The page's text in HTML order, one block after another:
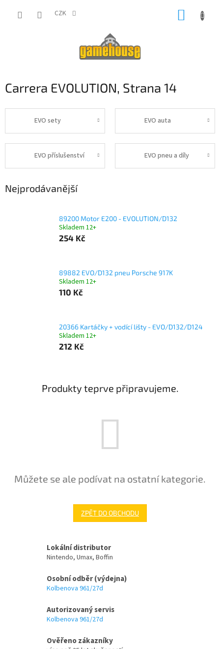
CZK
Carrera EVOLUTION, Strana 14
EVO sety EVO auta
EVO příslušenství EVO pneu a díly
Nejprodávanější
89200 Motor E200 - EVOLUTION/D132
Skladem 12+
254 Kč
89882 EVO/D132 pneu Porsche 917K
Skladem 12+
110 Kč
20366 Kartáčky + vodící lišty - EVO/D132/D124
Skladem 12+
212 Kč
Produkty teprve připravujeme.
Můžete se ale podívat na ostatní kategorie.
ZPĚT DO OBCHODU
Lokální distributor
Nintendo, Umax, Boffin
Osobní odběr (výdejna)
Kolbenova 961/27d
Autorizovaný servis
Kolbenova 961/27d
Ověřeno zákazníky